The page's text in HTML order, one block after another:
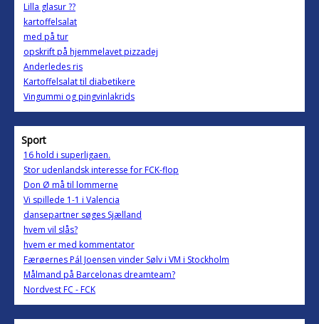
Lilla glasur ??
kartoffelsalat
med på tur
opskrift på hjemmelavet pizzadej
Anderledes ris
Kartoffelsalat til diabetikere
Vingummi og pingvinlakrids
Sport
16 hold i superligaen.
Stor udenlandsk interesse for FCK-flop
Don Ø må til lommerne
Vi spillede 1-1 i Valencia
dansepartner søges Sjælland
hvem vil slås?
hvem er med kommentator
Færøernes Pál Joensen vinder Sølv i VM i Stockholm
Målmand på Barcelonas dreamteam?
Nordvest FC - FCK